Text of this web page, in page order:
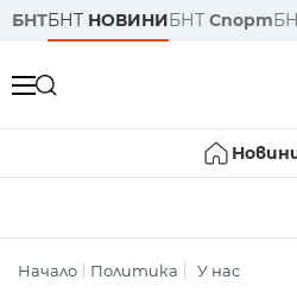
БНТБНТ НОВИНИБНТ Спорт
Начало Политика У нас